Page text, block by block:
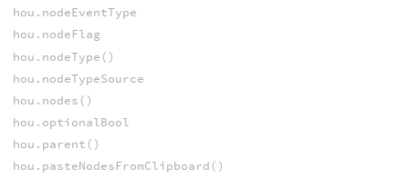
hou.nodeEventType
hou.nodeFlag
hou.nodeType()
hou.nodeTypeSource
hou.nodes()
hou.optionalBool
hou.parent()
hou.pasteNodesFromClipboard()